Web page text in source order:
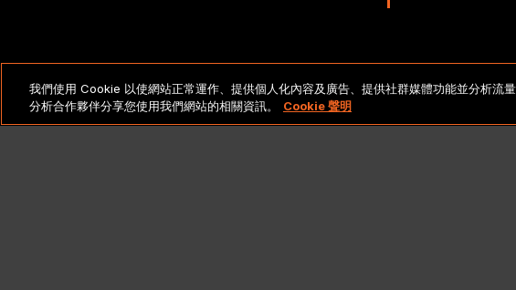
法律聲明與政策 Copyright 2026
我們使用 Cookie 以使網站正常運作、提供個人化內容及廣告、提供社群媒體功能並分析流
分析合作夥伴分享您使用我們網站的相關資訊。
Cookie 聲明